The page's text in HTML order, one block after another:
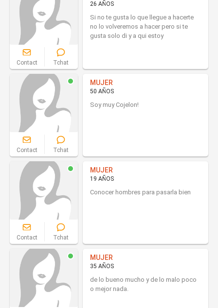
Contact Tchat
26 AÑOS
Si no te gusta lo que llegue a hacerte
no lo volveremos a hacer pero si te
gusta solo di y a qui estoy
Contact Tchat
MUJER
50 AÑOS
Soy muy Cojelon!
Contact Tchat
MUJER
19 AÑOS
Conocer hombres para pasarla bien
MUJER
35 AÑOS
de lo bueno mucho y de lo malo poco
o mejor nada.